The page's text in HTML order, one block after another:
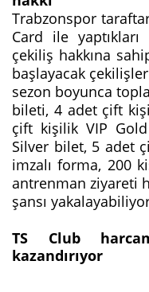
Trabzonspor taraftar
Card ile
çekiliş hakkına
başlayacak
sezon boyunca
bileti, 4 adet çift
çift kişilik VIP
Silver bilet, 5 adet
imzalı forma, 200
antrenman ziyareti
şansı
TS Club
kazandırıyor